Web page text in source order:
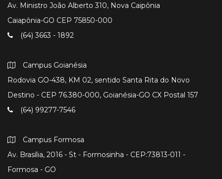
Av. Ministro João Alberto 310, Nova Caipônia
Caiapônia-GO CEP 75850-000
(64) 3663 - 1892
Campus Goianésia
Rodovia GO-438, KM 02, sentido Santa Rita do Novo
Destino - CEP 76.380-000, Goianésia-GO CX Postal 157
(64) 99277-7546
Campus Formosa
Av. Brasília, 2016 - St - Formosinha - CEP:73813-011 -
Formosa - GO